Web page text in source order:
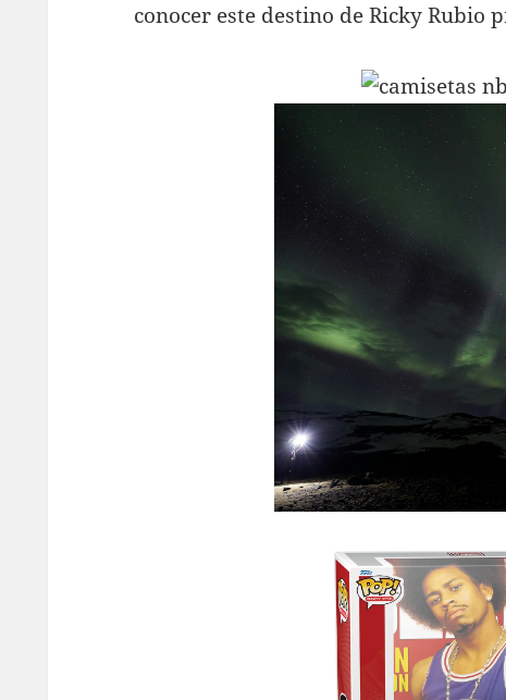
conocer este destino de Ricky Rubio